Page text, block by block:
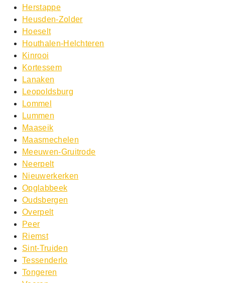
Herstappe
Heusden-Zolder
Hoeselt
Houthalen-Helchteren
Kinrooi
Kortessem
Lanaken
Leopoldsburg
Lommel
Lummen
Maaseik
Maasmechelen
Meeuwen-Gruitrode
Neerpelt
Nieuwerkerken
Opglabbeek
Oudsbergen
Overpelt
Peer
Riemst
Sint-Truiden
Tessenderlo
Tongeren